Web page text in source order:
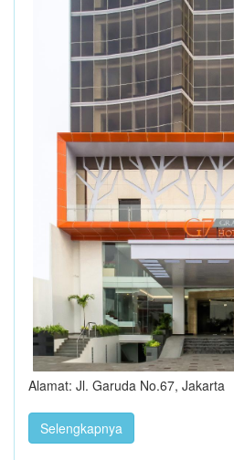
Alamat: Jl. Garuda No.67, Jakarta
Selengkapnya